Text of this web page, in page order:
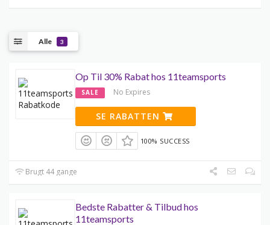
Alle 3
Op Til 30% Rabat hos 11teamsports
SALE No Expires
SE RABATTEN
100% SUCCESS
Brugt 44 gange
Bedste Rabatter & Tilbud hos
11teamsports